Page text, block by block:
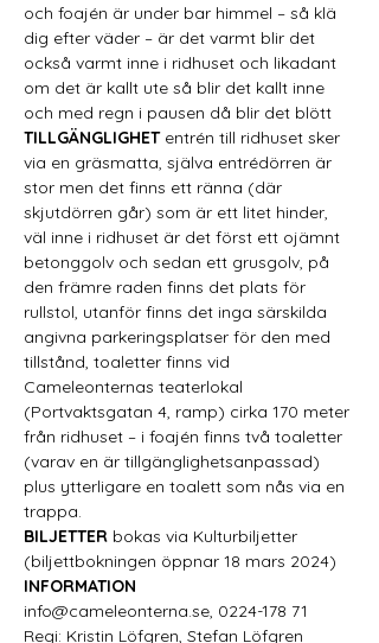
och foajén är under bar himmel – så klä
dig efter väder – är det varmt blir det
också varmt inne i ridhuset och likadant
om det är kallt ute så blir det kallt inne
och med regn i pausen då blir det blött
TILLGÄNGLIGHET entrén till ridhuset sker
via en gräsmatta, själva entrédörren är
stor men det finns ett ränna (där
skjutdörren går) som är ett litet hinder,
väl inne i ridhuset är det först ett ojämnt
betonggolv och sedan ett grusgolv, på
den främre raden finns det plats för
rullstol, utanför finns det inga särskilda
angivna parkeringsplatser för den med
tillstånd, toaletter finns vid
Cameleonternas teaterlokal
(Portvaktsgatan 4, ramp) cirka 170 meter
från ridhuset – i foajén finns två toaletter
(varav en är tillgänglighetsanpassad)
plus ytterligare en toalett som nås via en
trappa.
BILJETTER bokas via Kulturbiljetter
(biljettbokningen öppnar 18 mars 2024)
INFORMATION
info@cameleonterna.se, 0224-178 71
Regi: Kristin Löfgren, Stefan Löfgren